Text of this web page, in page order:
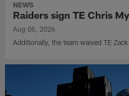
NEWS
Raiders sign TE Chris
Aug 05, 2026
Additionally, the team waived TE